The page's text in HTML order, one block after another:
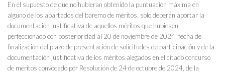
En el supuesto de que no hubieran obtenido la puntuación máxima en
alguno de los apartados del baremo de méritos, solo deberán aportar la
documentación justificativa de aquellos méritos que hubiesen
perfeccionado con posterioridad al 20 de noviembre de 2024, fecha de
finalización del plazo de presentación de solicitudes de participación y de la
documentación justificativa de los méritos alegados en el citado concurso
de méritos convocado por Resolución de 24 de octubre de 2024, de la